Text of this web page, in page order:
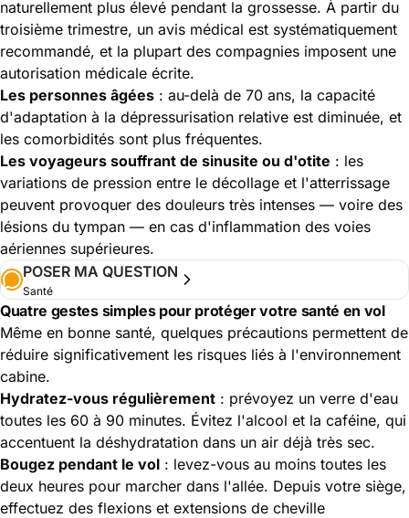
naturellement plus élevé pendant la grossesse. À partir du
troisième trimestre, un avis médical est systématiquement
recommandé, et la plupart des compagnies imposent une
autorisation médicale écrite.
Les personnes âgées : au-delà de 70 ans, la capacité
d'adaptation à la dépressurisation relative est diminuée, et
les comorbidités sont plus fréquentes.
Les voyageurs souffrant de sinusite ou d'otite : les
variations de pression entre le décollage et l'atterrissage
peuvent provoquer des douleurs très intenses — voire des
lésions du tympan — en cas d'inflammation des voies
aériennes supérieures.
POSER MA QUESTION
Santé
Quatre gestes simples pour protéger votre santé en vol
Même en bonne santé, quelques précautions permettent de
réduire significativement les risques liés à l'environnement
cabine.
Hydratez-vous régulièrement : prévoyez un verre d'eau
toutes les 60 à 90 minutes. Évitez l'alcool et la caféine, qui
accentuent la déshydratation dans un air déjà très sec.
Bougez pendant le vol : levez-vous au moins toutes les
deux heures pour marcher dans l'allée. Depuis votre siège,
effectuez des flexions et extensions de cheville